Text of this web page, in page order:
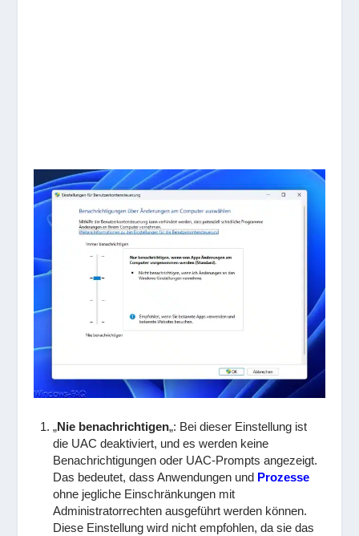
„Nie benachrichtigen„: Bei dieser Einstellung ist
die UAC deaktiviert, und es werden keine
Benachrichtigungen oder UAC-Prompts angezeigt.
Das bedeutet, dass Anwendungen und Prozesse
ohne jegliche Einschränkungen mit
Administratorrechten ausgeführt werden können.
Diese Einstellung wird nicht empfohlen, da sie das